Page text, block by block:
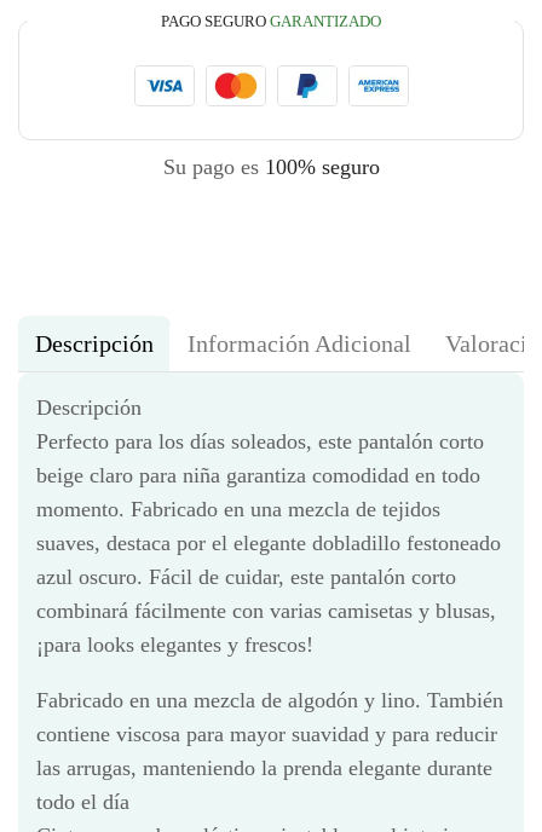
PAGO SEGURO GARANTIZADO
Su pago es 100% seguro
Descripción Información Adicional
Descripción
Perfecto para los días soleados, este pantalón corto
beige claro para niña garantiza comodidad en todo
momento. Fabricado en una mezcla de tejidos
suaves, destaca por el elegante dobladillo festoneado
azul oscuro. Fácil de cuidar, este pantalón corto
combinará fácilmente con varias camisetas y blusas,
¡para looks elegantes y frescos!
Fabricado en una mezcla de algodón y lino. También
contiene viscosa para mayor suavidad y para reducir
las arrugas, manteniendo la prenda elegante durante
todo el día